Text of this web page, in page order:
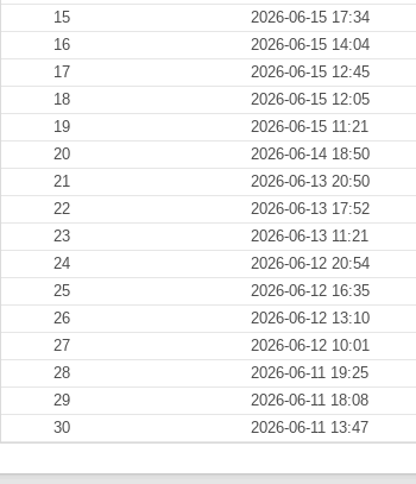
15
2026-06-15 17:34
16
2026-06-15 14:04
17
2026-06-15 12:45
18
2026-06-15 12:05
19
2026-06-15 11:21
20
2026-06-14 18:50
21
2026-06-13 20:50
22
2026-06-13 17:52
23
2026-06-13 11:21
24
2026-06-12 20:54
25
2026-06-12 16:35
26
2026-06-12 13:10
27
2026-06-12 10:01
28
2026-06-11 19:25
29
2026-06-11 18:08
30
2026-06-11 13:47